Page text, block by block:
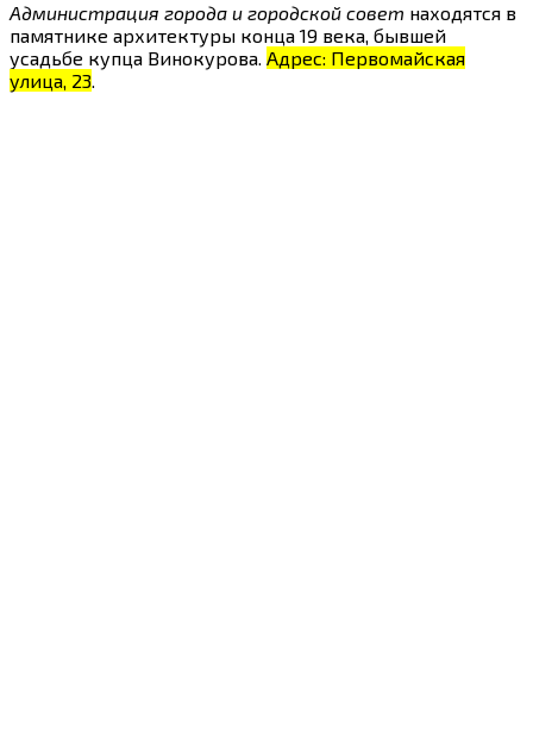
Администрация города и городской совет находятся в
памятнике архитектуры конца 19 века, бывшей
усадьбе купца Винокурова. Адрес: Первомайская
улица, 23.